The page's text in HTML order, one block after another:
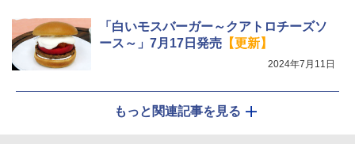
「白いモスバーガー～クアトロチーズソ
ース～」7月17日発売【更新】
2024年7月11日
もっと関連記事を見る